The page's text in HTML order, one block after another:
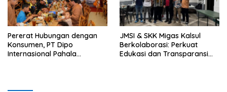
Pererat Hubungan dengan
Konsumen, PT Dipo
Internasional Pahala
JMSI & SKK Migas Kalsul
Berkolaborasi: Perkuat
Edukasi dan Transparansi